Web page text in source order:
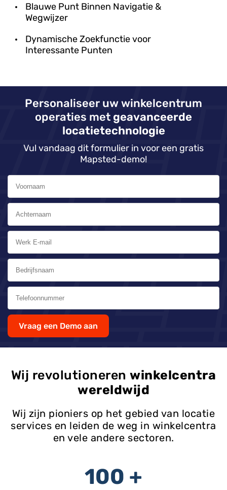
Blauwe Punt Binnen Navigatie &
Wegwijzer
Dynamische Zoekfunctie voor
Interessante Punten
Personaliseer uw winkelcentrum
operaties met geavanceerde
locatietechnologie
Vul vandaag dit formulier in voor een gratis
Mapsted-demo!
Vraag een Demo aan
Wij revolutioneren winkelcentra
wereldwijd
Wij zijn pioniers op het gebied van locatie
services en leiden de weg in winkelcentra
en vele andere sectoren.
100 +